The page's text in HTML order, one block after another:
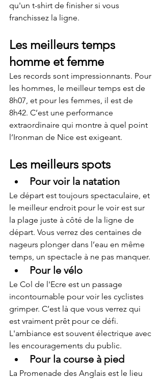
qu'un t-shirt de finisher si vous
franchissez la ligne.
Les meilleurs temps
homme et femme
Les records sont impressionnants. Pour
les hommes, le meilleur temps est de
8h07, et pour les femmes, il est de
8h42. C’est une performance
extraordinaire qui montre à quel point
l’Ironman de Nice est exigeant.
Les meilleurs spots
Pour voir la natation
Le départ est toujours spectaculaire, et
le meilleur endroit pour le voir est sur
la plage juste à côté de la ligne de
départ. Vous verrez des centaines de
nageurs plonger dans l’eau en même
temps, un spectacle à ne pas manquer.
Pour le vélo
Le Col de l'Ecre est un passage
incontournable pour voir les cyclistes
grimper. C’est là que vous verrez qui
est vraiment prêt pour ce défi.
L'ambiance est souvent électrique avec
les encouragements du public.
Pour la course à pied
La Promenade des Anglais est le lieu